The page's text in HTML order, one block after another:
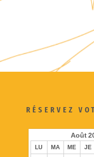
RÉSERVEZ
Août
LU MA ME JE